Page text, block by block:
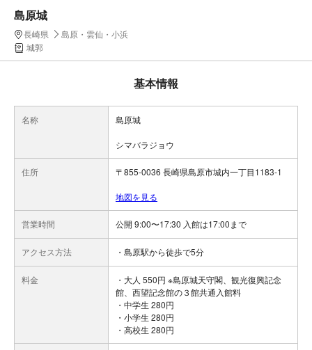
島原城
長崎県
島原・雲仙・小浜
城郭
基本情報
名称 島原城
シマバラジョウ
住所 〒855-0036 長崎県島原市城内一丁目1183-1
地図を見る
営業時間 公開 9:00〜17:30 入館は17:00まで
アクセス方法 ・島原駅から徒歩で5分
料金
・大人 550円 ※島原城天守閣、観光復興記念
館、西望記念館の３館共通入館料
・中学生 280円
・小学生 280円
・高校生 280円